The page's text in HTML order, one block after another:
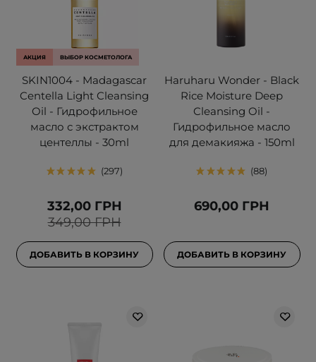
АКЦИЯ ВЫБОР КОСМЕТОЛОГА
SKIN1004 - Madagascar
Centella Light Cleansing
Oil - Гидрофильное
масло с экстрактом
центеллы - 30ml
297
349,00 ГРН
332,00 ГРН
ДОБАВИТЬ В КОРЗИНУ
Haruharu Wonder - Black
Rice Moisture Deep
Cleansing Oil -
Гидрофильное масло
для демакияжа - 150ml
88
690,00 ГРН
ДОБАВИТЬ В КОРЗИНУ